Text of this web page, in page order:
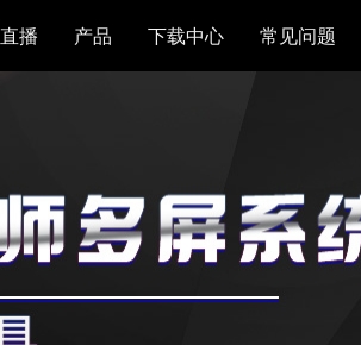
直播 产品 下载中心 常见问题